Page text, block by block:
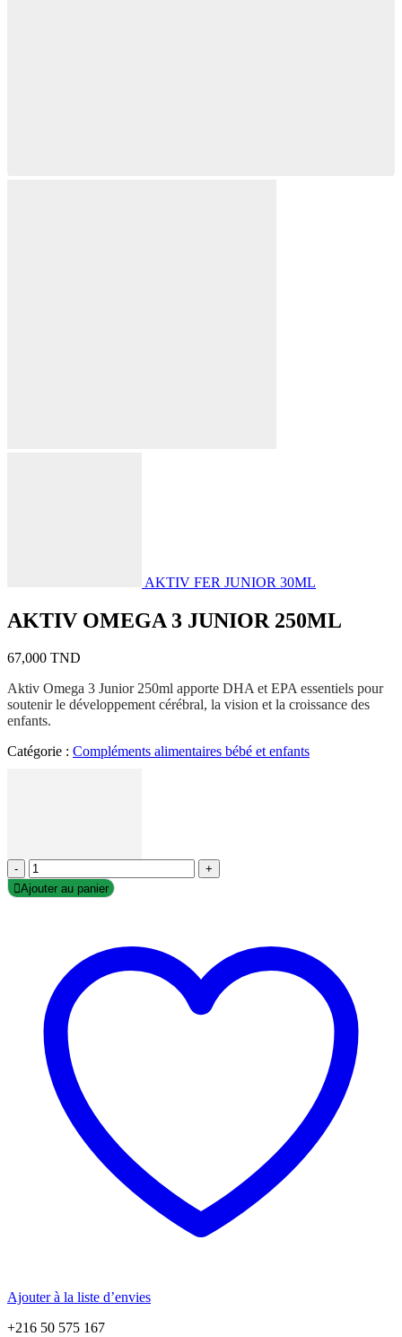
AKTIV FER JUNIOR 30ML
AKTIV OMEGA 3 JUNIOR 250ML
67,000 TND
Aktiv Omega 3 Junior 250ml apporte DHA et EPA essentiels pour
soutenir le développement cérébral, la vision et la croissance des
enfants.
Catégorie : Compléments alimentaires bébé et enfants
-
+
Ajouter au panier
Ajouter à la liste d’envies
+216 50 575 167